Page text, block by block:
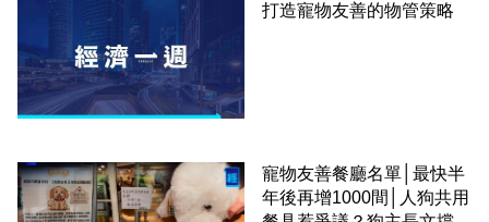
打造寵物友善的物管策略
寵物友善餐廳名單│最快半
年後再增1000間│人狗共用